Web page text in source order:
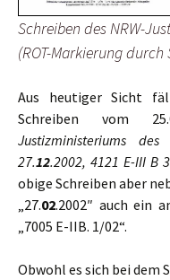
Schreiben des NRW-
(ROT-Markierung durch
Aus heutiger Sicht
Schreiben vom
Justizministeriums des
27.12.2002, 4121 E-III B
obige Schreiben aber
„27.02.2002″ auch ein
„7005 E-IIB. 1/02“.
Obwohl es sich bei dem